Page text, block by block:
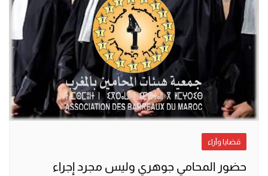
قضايا وآراء
حضور المحامي جوهري وليس مجرد إجراء